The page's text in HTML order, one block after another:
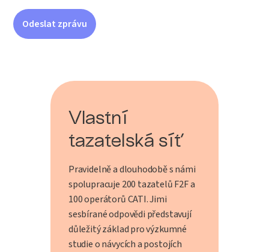
Vlastní
tazatelská síť
Pravidelně a dlouhodobě s námi
spolupracuje 200 tazatelů F2F a
100 operátorů CATI. Jimi
sesbírané odpovědi představují
důležitý základ pro výzkumné
studie o návycích a postojích